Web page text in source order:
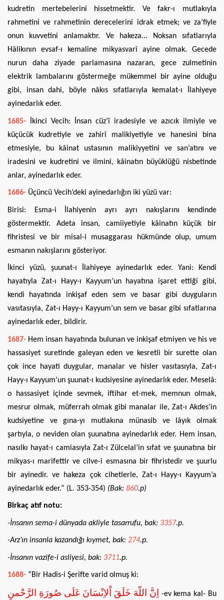
kudretin mertebelerini hissetmektir. Ve fakr-ı mutlakıyla
rahmetini ve rahmetinin derecelerini idrak etmek; ve za’fiyle
onun kuvvetini anlamaktır. Ve hakeza... Noksan sıfatlarıyla
Hâlikının evsaf-ı kemaline mikyasvarî ayine olmak. Gecede
nurun daha ziyade parlamasına nazaran, gece zulmetinin
elektrik lambalarını göstermeğe mükemmel bir ayine olduğu
gibi, insan dahi, böyle nâkıs sıfatlarıyla kemalat-ı İlahiyeye
ayinedarlık eder.
1685-
İkinci Vecih: İnsan cüz’î iradesiyle ve azıcık ilmiyle ve
küçücük kudretiyle ve zahirî malikiyetiyle ve hanesini bina
etmesiyle, bu kâinat ustasının malikiyyetini ve san’atını ve
iradesini ve kudretini ve ilmini, kâinatın büyüklüğü nisbetinde
anlar, ayinedarlık eder.
1686- Üçüncü Vecih’deki ayinedarlığın iki yüzü var:
Birisi: Esma-i İlahiyenin ayrı ayrı nakışlarını kendinde
göstermektir. Adeta insan, camiiyetiyle kâinatın küçük bir
fihristesi ve bir misal-i musaggarası hükmünde olup, umum
esmanın nakışlarını gösteriyor.
İkinci yüzü, şuunat-ı İlahiyeye ayinedarlık eder. Yani: Kendi
hayatıyla Zat-ı Hayy-ı Kayyum’un hayatına işaret ettiği gibi,
kendi hayatında inkişaf eden sem ve basar gibi duyguların
vasıtasıyla, Zat-ı Hayy-ı Kayyum’un sem ve basar gibi sıfatlarına
ayinedarlık eder, bildirir.
1687- Hem insan hayatında bulunan ve inkişaf etmiyen ve his ve
hassasiyet suretinde galeyan eden ve kesretli bir surette olan
çok ince hayatî duygular, manalar ve hisler vasıtasıyla, Zat-ı
Hayy-ı Kayyum’un şuunat-ı kudsiyesine ayinedarlık eder. Meselâ:
o hassasiyet içinde sevmek, iftihar et-mek, memnun olmak,
mesrur olmak, müferrah olmak gibi manalar ile, Zat-ı Akdes’in
kudsiyetine ve gına-yı mutlakına münasib ve lâyık olmak
şartıyla, o neviden olan şuunatına ayinedarlık eder. Hem insan,
nasılkı hayat-ı camiasıyla Zat-ı Zülcelal’in sıfat ve şuunatına bir
mikyas-ı marifettir ve cilve-i esmasına bir fihristedir ve şuurlu
bir ayinedir. ve hakeza çok cihetlerle, Zat-ı Hayy-ı Kayyum’a
ayinedarlık eder.” (L. 353-354) (Bak: 860.p)
Birkaç atıf notu:
-İnsanın sema-i dünyada akliyle tasarrufu, bak: 3357.p.
-Arz’ın insanla kazandığı kıymet, bak: 274.p.
-İnsanın vazife-i asliyesi, bak: 3711.p.
1688- “Bir Hadis-i Şerifte varid olmuş ki:
اِنَّ اللّهَ خَلَقَ اْلاِنْسَانَ عَلَى صُورَةِ الرَّحْمنِ -ev kema kal- Bu